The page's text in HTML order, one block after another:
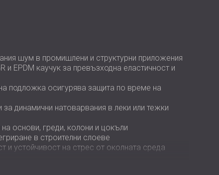
шум в промишлени и структурни приложения
и EPDM каучук за превъзходна еластичност и
подложка осигурява защита по време на
динамични натоварвания в леки или тежки
основи, греди, колони и цокъли
в строителни слоеве
и устойчивост на стрес от околната среда